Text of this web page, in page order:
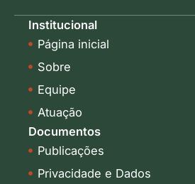
k
t
Institucional
Página inicial
Sobre
Equipe
Atuação
Documentos
Publicações
Privacidade e Dados